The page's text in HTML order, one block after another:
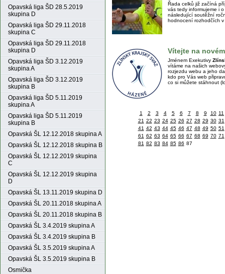
Opavská liga ŠD 28.5.2019
skupina D
Opavská liga ŠD 29.11.2018
skupina C
Opavská liga ŠD 29.11.2018
skupina D
Opavská liga ŠD 3.12.2019
skupina A
Opavská liga ŠD 3.12.2019
skupina B
Opavská liga ŠD 5.11.2019
skupina A
Opavská liga ŠD 5.11.2019
skupina B
Opavská ŠL 12.12.2018 skupina A
Opavská ŠL 12.12.2018 skupina B
Opavská ŠL 12.12.2019 skupina
C
Opavská ŠL 12.12.2019 skupina
D
Opavská ŠL 13.11.2019 skupina D
Opavská ŠL 20.11.2018 skupina A
Opavská ŠL 20.11.2018 skupina B
Opavská ŠL 3.4.2019 skupina A
Opavská ŠL 3.4.2019 skupina B
Opavská ŠL 3.5.2019 skupina A
Opavská ŠL 3.5.2019 skupina B
Osmička
Řada celků již začíná
vás tedy informujeme i
následující soutěžní
hodnocení rozhodčích v
Vítejte na
Jménem Exekutivy
vítáme na našich
rozjezdu webu a jeho
kdo pro Vás web
co si můžete stáhnout
1 2 3 4 5 6 7 8 9 10 11
21 22 23 24 25 26 27 28 29 30 31
41 42 43 44 45 46 47 48 49 50 51
61 62 63 64 65 66 67 68 69 70 71
81 82 83 84 85 86 87